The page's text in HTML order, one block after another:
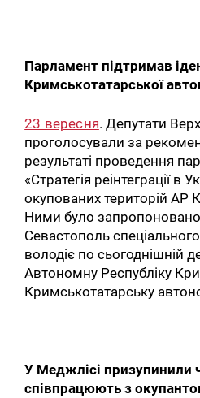
Парламент підтримав
Кримськотатарської
23 вересня. Депутати
проголосували за
результаті проведення
«Стратегія реінтеграції в
окупованих територій АР
Ними було
Севастополь
володіє по сьогоднішній
Автономну Республіку
Кримськотатарську
У Меджлісі призупинили
співпрацюють з